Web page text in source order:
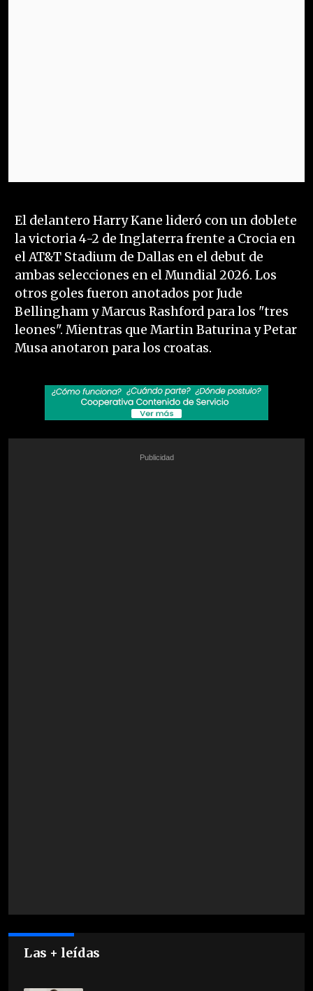
El delantero Harry Kane lideró con un doblete
la victoria 4-2 de Inglaterra frente a Crocia en
el AT&T Stadium de Dallas en el debut de
ambas selecciones en el Mundial 2026. Los
otros goles fueron anotados por Jude
Bellingham y Marcus Rashford para los "tres
leones". Mientras que Martin Baturina y Petar
Musa anotaron para los croatas.
Las + leídas